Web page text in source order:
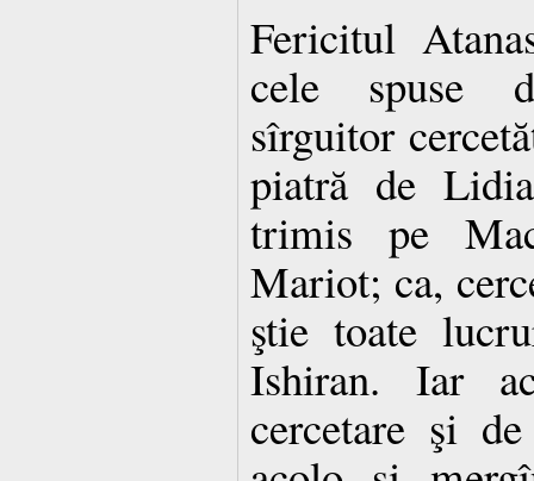
Fericitul
cele spuse
sîrguitor
piatră de
trimis pe
Mariot; ca,
ştie toate
Ishiran. Iar
cercetare şi